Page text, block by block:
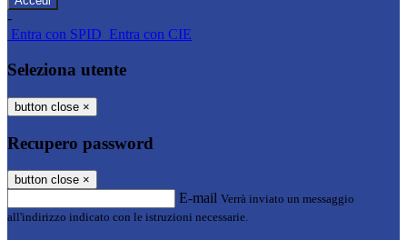
-
Entra con SPID Entra con CIE
Seleziona utente
button close ×
Recupero password
button close ×
E-mail Verrà inviato un messaggio
all'indirizzo indicato con le istruzioni necessarie.